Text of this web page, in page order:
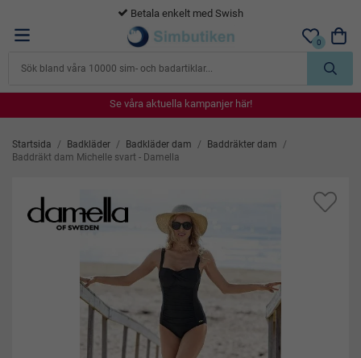
365 dagars öppet köp
0
Se våra aktuella kampanjer här!
Se våra aktuella kampanjer här!
Se våra aktuella kampanjer här!
Se våra aktuella kampanjer här!
Startsida / Badkläder / Badkläder dam / Baddräkter dam
/
Baddräkt dam Michelle svart - Damella